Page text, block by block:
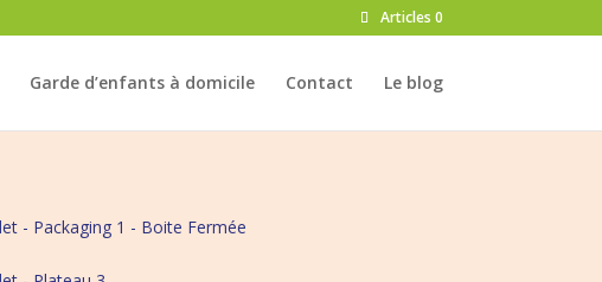
Articles 0
Garde d’enfants à domicile Contact Le blog